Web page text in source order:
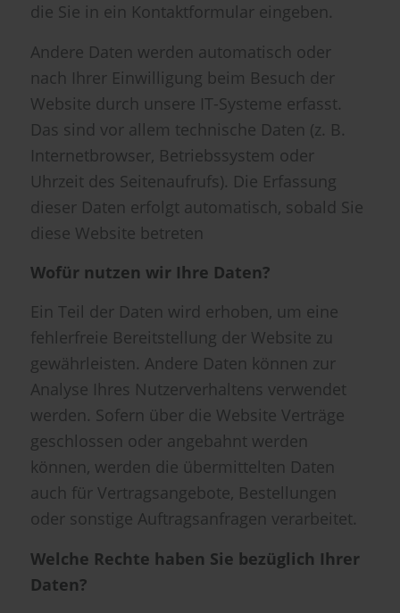
die Sie in ein Kontaktformular eingeben.
Andere Daten werden automatisch oder
nach Ihrer Einwilligung beim Besuch der
Website durch unsere IT-Systeme erfasst.
Das sind vor allem technische Daten (z. B.
Internetbrowser, Betriebssystem oder
Uhrzeit des Seitenaufrufs). Die Erfassung
dieser Daten erfolgt automatisch, sobald Sie
diese Website betreten
Wofür nutzen wir Ihre Daten?
Ein Teil der Daten wird erhoben, um eine
fehlerfreie Bereitstellung der Website zu
gewährleisten. Andere Daten können zur
Analyse Ihres Nutzerverhaltens verwendet
werden. Sofern über die Website Verträge
geschlossen oder angebahnt werden
können, werden die übermittelten Daten
auch für Vertragsangebote, Bestellungen
oder sonstige Auftragsanfragen verarbeitet.
Welche Rechte haben Sie bezüglich Ihrer
Daten?